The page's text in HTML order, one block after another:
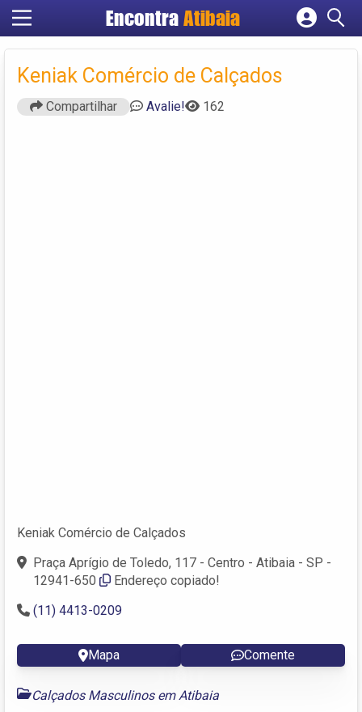
Encontra Atibaia
Cadastrar empresa
Criar conta
Keniak Comércio de Calçados
Compartilhar Avalie! 162
Keniak Comércio de Calçados
Praça Aprígio de Toledo, 117 - Centro - Atibaia - SP -
12941-650
Endereço copiado!
(11) 4413-0209
Mapa Comente
Calçados Masculinos em Atibaia